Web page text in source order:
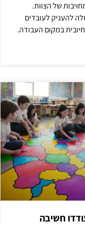
של הצוות.
להעניק לעובדים
חיובית במקום העבודה.
חשיבה